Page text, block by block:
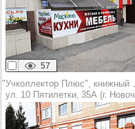
57
ул. 10 Пятилетки, 35А (г. Новочебоксарск)